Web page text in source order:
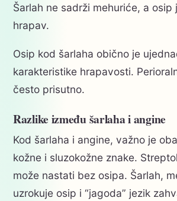
Šarlah ne sadrži mehuriće, a osip
hrapav.
Osip kod šarlaha obično je
karakteristike hrapavosti.
često prisutno.
Razlike između šarlaha i angine
Kod šarlaha i angine, važno je
kožne i sluzokožne znake.
može nastati bez osipa. Šarlah,
uzrokuje osip i “jagoda” jezik